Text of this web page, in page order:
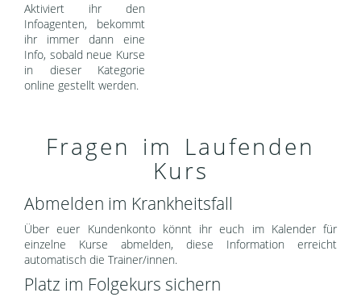
Aktiviert ihr den
Infoagenten, bekommt
ihr immer dann eine
Info, sobald neue Kurse
in dieser Kategorie
online gestellt werden.
Fragen im Laufenden
Kurs
Abmelden im Krankheitsfall
Über euer Kundenkonto könnt ihr euch im Kalender für
einzelne Kurse abmelden, diese Information erreicht
automatisch die Trainer/innen.
Platz im Folgekurs sichern